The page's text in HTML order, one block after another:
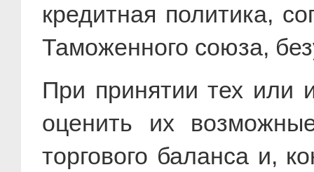
кредитная политика,
Таможенного союза,
При принятии тех или
оценить их
торгового баланса и,